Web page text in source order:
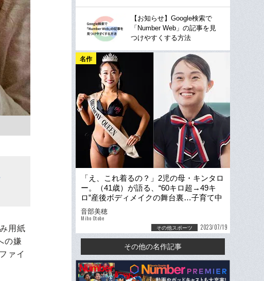
用紙
の嫌
ァイ
【お知らせ】Google検索で
「Number Web」の記事を見
つけやすくする方法
名作
「え、これ着るの？」2児の母・キンタロ
ー。（41歳）が語る、“60キロ超→49キ
ロ”産後ボディメイクの舞台裏…子育て中
に実は抱いていた「罪悪感」
音部美穂
Miho Otobe
その他スポーツ 2023/07/19
その他の名作記事